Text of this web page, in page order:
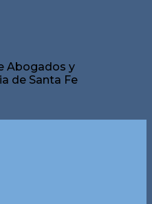
Abogados y
de Santa Fe